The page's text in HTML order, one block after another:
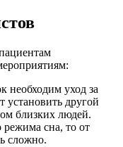
необходим уход за
другой
близких людей.
режима сна, то от
сложно.